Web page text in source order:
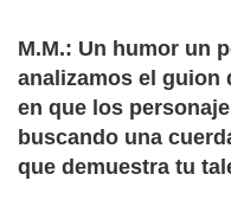
M.M.: Un humor un
analizamos el guion
en que los
buscando una
que demuestra tu